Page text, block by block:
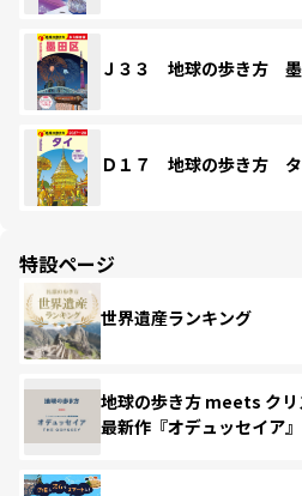
Ｊ３３ 地球の歩き方
Ｄ１７ 地球の歩き方
特設ページ
世界遺産ランキング
地球の歩き方 meets ク
最新作『オデュッセイア』